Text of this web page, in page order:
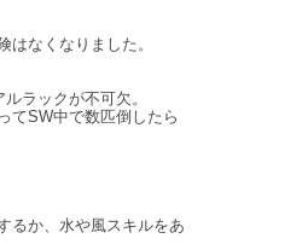
なくなりました。
ラックが不可欠。
てSW中で数匹倒したら
るか、水や風スキルをあ